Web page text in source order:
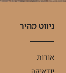
ניווט מהיר
אודות
יודאיקה